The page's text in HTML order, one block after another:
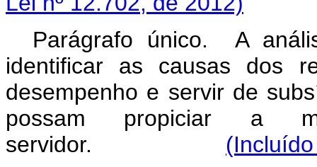
Parágrafo único. A
identificar as causas dos
desempenho e servir de
possam propiciar a
servidor.